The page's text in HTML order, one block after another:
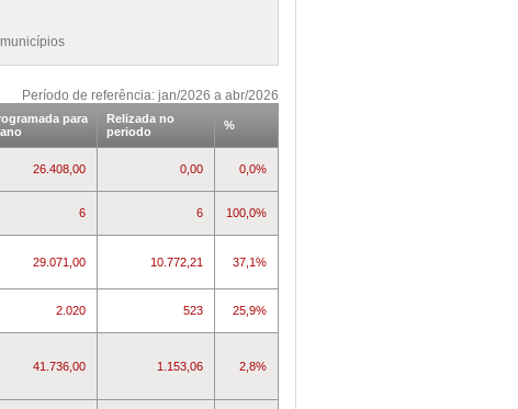
Período de referência: jan/2026 a abr/2026
para
Relizada no
periodo
%
26.408,00 0,00 0,0%
6 6 100,0%
29.071,00 10.772,21 37,1%
2.020 523 25,9%
41.736,00 1.153,06 2,8%